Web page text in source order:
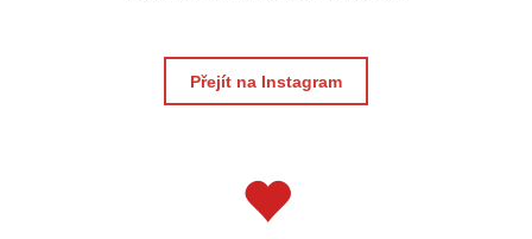
Přejít na Instagram